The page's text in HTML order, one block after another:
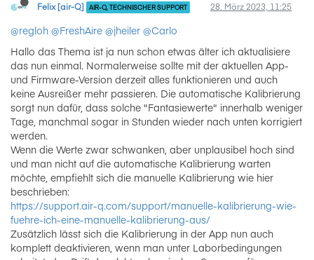
Felix [air-Q] AIR-Q, TECHNISCHER SUPPORT 28. März 2023, 11:25
@regloh @FreshAire @jheiler @Carlo
Hallo das Thema ist ja nun schon etwas älter ich aktualisiere
das nun einmal. Normalerweise sollte mit der aktuellen App-
und Firmware-Version derzeit alles funktionieren und auch
keine Ausreißer mehr passieren. Die automatische Kalibrierung
sorgt nun dafür, dass solche "Fantasiewerte" innerhalb weniger
Tage, manchmal sogar in Stunden wieder nach unten korrigiert
werden.
Wenn die Werte zwar schwanken, aber unplausibel hoch sind
und man nicht auf die automatische Kalibrierung warten
möchte, empfiehlt sich die manuelle Kalibrierung wie hier
beschrieben:
https://support.air-q.com/support/manuelle-kalibrierung-wie-
fuehre-ich-eine-manuelle-kalibrierung-aus/
Zusätzlich lässt sich die Kalibrierung in der App nun auch
komplett deaktivieren, wenn man unter Laborbedingungen